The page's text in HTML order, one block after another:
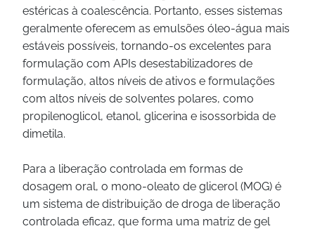
estéricas à coalescência. Portanto, esses sistemas
geralmente oferecem as emulsões óleo-água mais
estáveis possíveis, tornando-os excelentes para
formulação com APIs desestabilizadores de
formulação, altos níveis de ativos e formulações
com altos níveis de solventes polares, como
propilenoglicol, etanol, glicerina e isossorbida de
dimetila.
Para a liberação controlada em formas de
dosagem oral, o mono-oleato de glicerol (MOG) é
um sistema de distribuição de droga de liberação
controlada eficaz, que forma uma matriz de gel